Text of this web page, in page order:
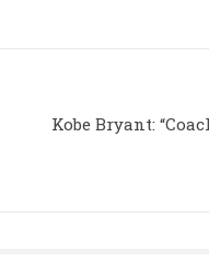
Kobe Bryant: